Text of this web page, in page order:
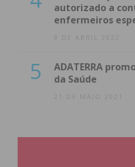
autorizado a
enfermeiros
8 DE ABRIL 2022
5
ADATERRA
da Saúde
21 DE MAIO 2021